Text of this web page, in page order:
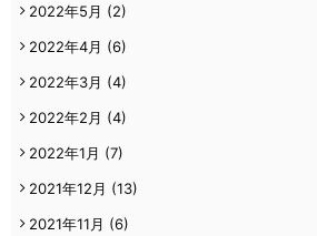
2022年5月 (2)
2022年4月 (6)
2022年3月 (4)
2022年2月 (4)
2022年1月 (7)
2021年12月 (13)
2021年11月 (6)